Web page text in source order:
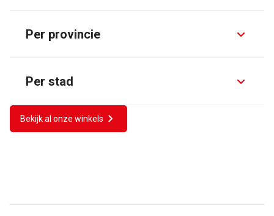
Per provincie
Per stad
Bekijk al onze winkels